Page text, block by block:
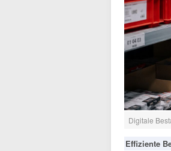
Digitale
Effiziente